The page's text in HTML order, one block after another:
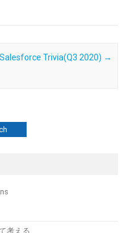
Salesforce Trivia(Q3 2020) →
考える